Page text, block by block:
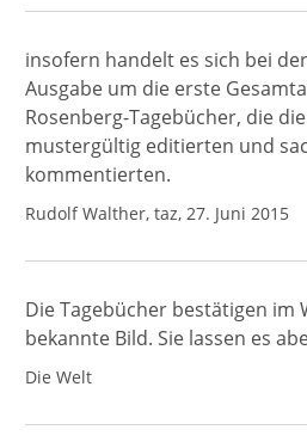
insofern handelt es sich bei
Ausgabe um die erste
Rosenberg-Tagebücher, die
mustergültig editierten und
kommentierten.
Rudolf Walther, taz, 27. Juni 2015
Die Tagebücher bestätigen im
bekannte Bild. Sie lassen es
Die Welt